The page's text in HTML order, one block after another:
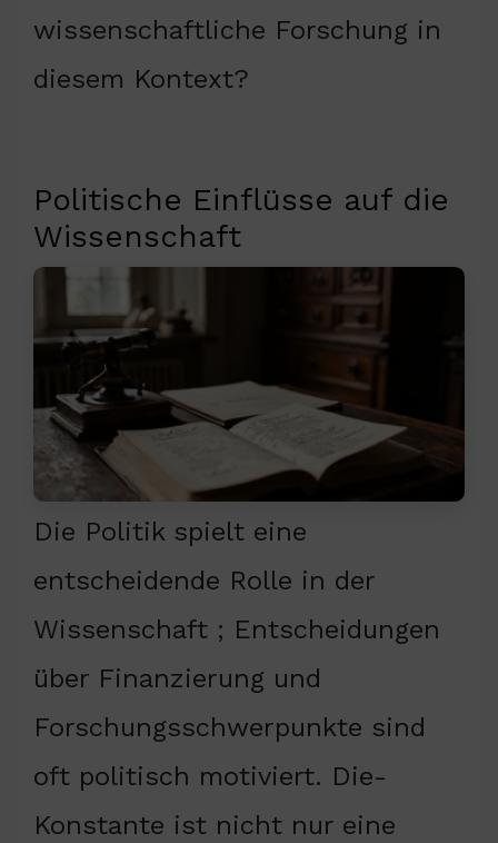
wissenschaftliche Forschung in
diesem Kontext?
Politische Einflüsse auf die
Wissenschaft
Die Politik spielt eine
entscheidende Rolle in der
Wissenschaft ; Entscheidungen
über Finanzierung und
Forschungsschwerpunkte sind
oft politisch motiviert. Die-
Konstante ist nicht nur eine